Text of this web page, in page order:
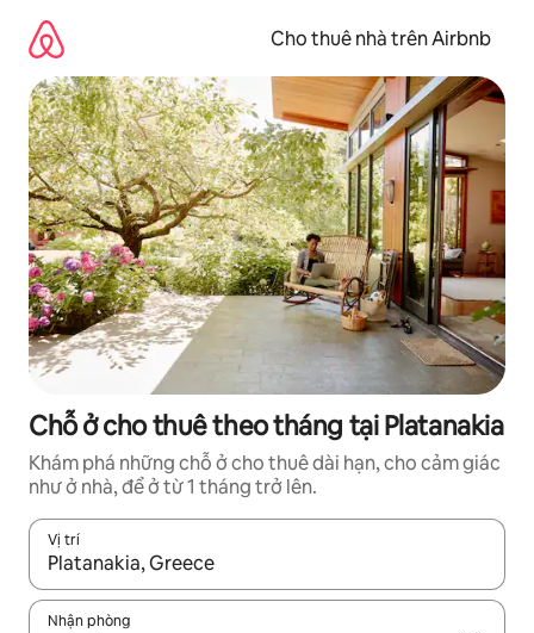
dung
Cho thuê nhà trên Airbnb
Chỗ ở cho thuê theo tháng tại Platanakia
Khám phá những chỗ ở cho thuê dài hạn, cho cảm giác
như ở nhà, để ở từ 1 tháng trở lên.
Vị trí
Khi có kết quả, hãy điều hướng bằng phím mũi tên lên và
Nhận phòng